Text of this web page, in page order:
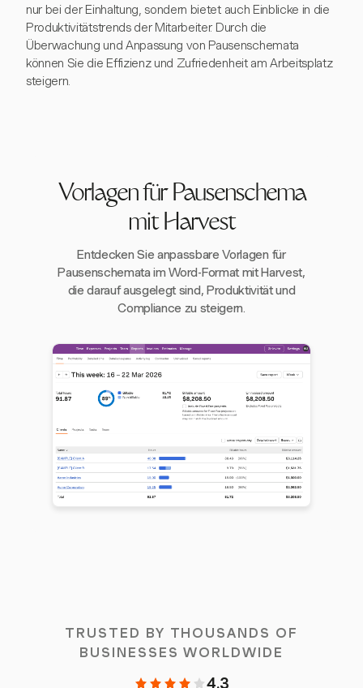
nur bei der Einhaltung, sondern bietet auch Einblicke in die
Produktivitätstrends der Mitarbeiter. Durch die
Überwachung und Anpassung von Pausenschemata
können Sie die Effizienz und Zufriedenheit am Arbeitsplatz
steigern.
Vorlagen für Pausenschema
mit Harvest
Entdecken Sie anpassbare Vorlagen für
Pausenschemata im Word-Format mit Harvest,
die darauf ausgelegt sind, Produktivität und
Compliance zu steigern.
TRUSTED BY THOUSANDS OF
BUSINESSES WORLDWIDE
4.3